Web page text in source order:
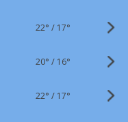
22° / 17°
20° / 16°
22° / 17°